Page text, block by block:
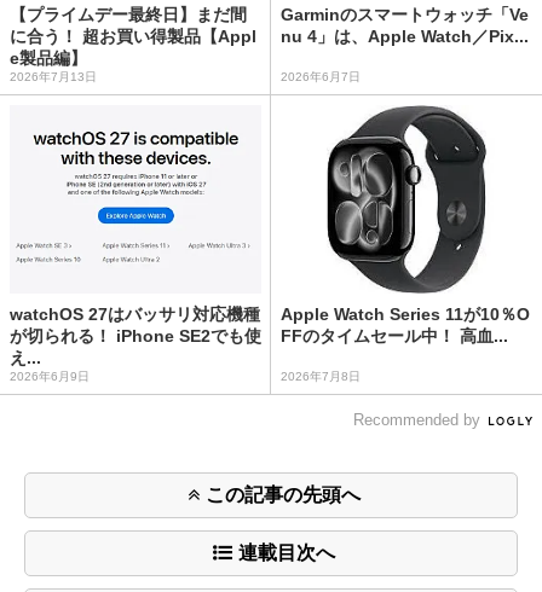
【プライムデー最終日】まだ間
に合う！ 超お買い得製品【Appl
e製品編】
2026年7月13日
Garminのスマートウォッチ「Ve
nu 4」は、Apple Watch／Pix...
2026年6月7日
watchOS 27はバッサリ対応機種
が切られる！ iPhone SE2でも使
え...
2026年6月9日
Apple Watch Series 11が10％O
FFのタイムセール中！ 高血...
2026年7月8日
Recommended by
この記事の先頭へ
連載目次へ